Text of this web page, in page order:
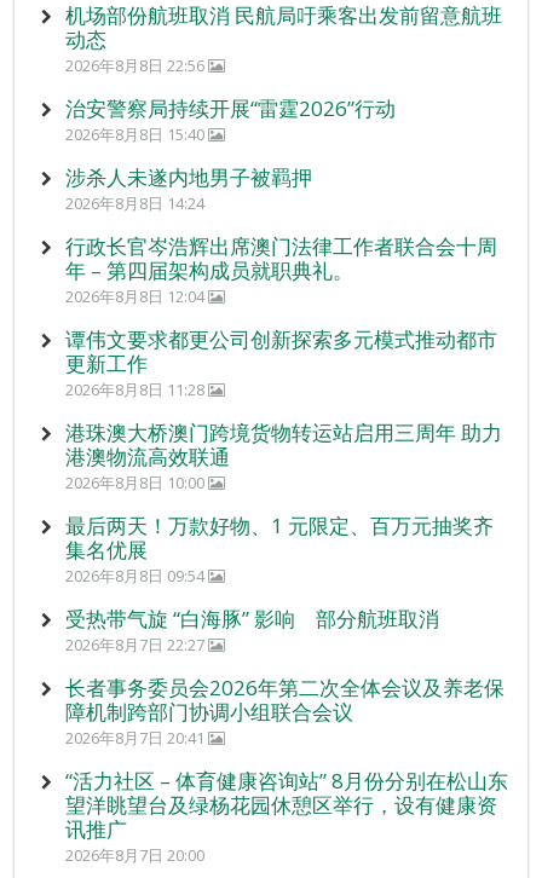
机场部份航班取消 民航局吁乘客出发前留意航班
动态
2026年8月8日 22:56
治安警察局持续开展“雷霆2026”行动
2026年8月8日 15:40
涉杀人未遂内地男子被羁押
2026年8月8日 14:24
行政长官岑浩辉出席澳门法律工作者联合会十周
年 – 第四届架构成员就职典礼。
2026年8月8日 12:04
谭伟文要求都更公司创新探索多元模式推动都市
更新工作
2026年8月8日 11:28
港珠澳大桥澳门跨境货物转运站启用三周年 助力
港澳物流高效联通
2026年8月8日 10:00
最后两天！万款好物、1 元限定、百万元抽奖齐
集名优展
2026年8月8日 09:54
受热带气旋 “白海豚” 影响 部分航班取消
2026年8月7日 22:27
长者事务委员会2026年第二次全体会议及养老保
障机制跨部门协调小组联合会议
2026年8月7日 20:41
“活力社区 – 体育健康咨询站” 8月份分别在松山东
望洋眺望台及绿杨花园休憩区举行，设有健康资
讯推广
2026年8月7日 20:00